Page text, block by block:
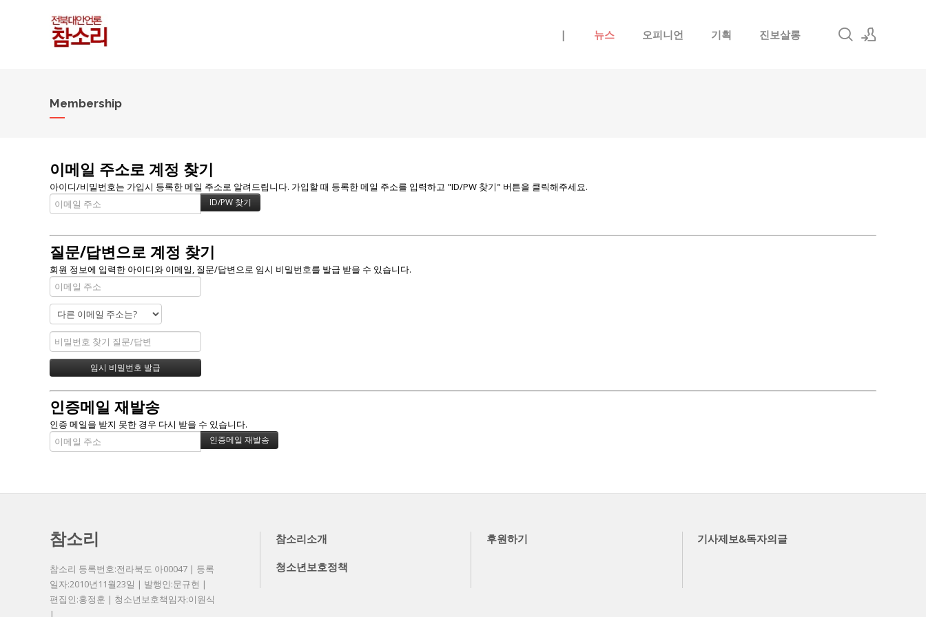
| 뉴스 오피니언 기획 진보살롱
Membership
이메일 주소로 계정 찾기
아이디/비밀번호는 가입시 등록한 메일 주소로 알려드립니다. 가입할 때 등록한 메일 주소를 입력하고 "ID/PW 찾기" 버튼을 클릭해주세요.
질문/답변으로 계정 찾기
회원 정보에 입력한 아이디와 이메일, 질문/답변으로 임시 비밀번호를 발급 받을 수 있습니다.
인증메일 재발송
인증 메일을 받지 못한 경우 다시 받을 수 있습니다.
참소리
참소리 등록번호:전라북도 아00047 | 등록
일자:2010년11월23일 | 발행인:문규현 |
편집인:홍정훈 | 청소년보호책임자:이원식
|
참소리소개 후원하기 기사제보&독자의글
청소년보호정책